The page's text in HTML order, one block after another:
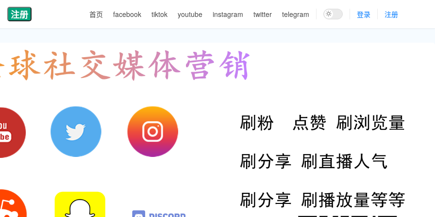
注册 首页 facebook tiktok youtube instagram twitter telegram 登录 注册